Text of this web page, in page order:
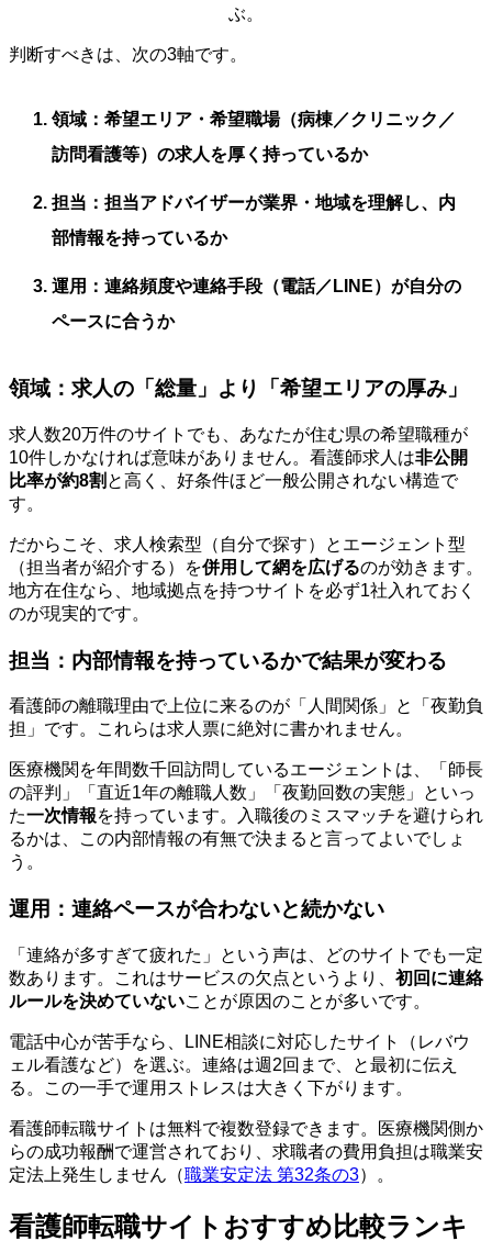
ぶ。
判断すべきは、次の3軸です。
領域：希望エリア・希望職場（病棟／クリニック／
訪問看護等）の求人を厚く持っているか
担当 ：担当アドバイザーが業界・地域を理解し、内
部情報を持っているか
運用 ：連絡頻度や連絡手段（電話／LINE）が自分の
ペースに合うか
領域：求人の「総量」より「希望エリアの厚み」
求人数20万件のサイトでも、あなたが住む県の希望職種が
10件しかなければ意味がありません。看護師求人は非公開
比率が約8割 と高く、好条件ほど一般公開されない構造で
す。
だからこそ、求人検索型（自分で探す）とエージェント型
（担当者が紹介する）を併用して網を広げるのが効きます。
地方在住なら、地域拠点を持つサイトを必ず1社入れておく
のが現実的です。
担当：内部情報を持っているかで結果が変わる
看護師の離職理由で上位に来るのが「人間関係」と「夜勤負
担」です。これらは求人票に絶対に書かれません。
医療機関を年間数千回訪問しているエージェントは、「師長
の評判」「直近1年の離職人数」「夜勤回数の実態」といっ
た一次情報を持っています。入職後のミスマッチを避けられ
るかは、この内部情報の有無で決まると言ってよいでしょ
う。
運用：連絡ペースが合わないと続かない
「連絡が多すぎて疲れた」という声は、どのサイトでも一定
数あります。これはサービスの欠点というより、 初回に連絡
ルールを決めていないことが原因のことが多いです。
電話中心が苦手なら、LINE相談に対応したサイト（レバウ
ェル看護など）を選ぶ。連絡は週2回まで、と最初に伝え
る。この一手で運用ストレスは大きく下がります。
看護師転職サイトは無料で複数登録できます。医療機関側か
らの成功報酬で運営されており、求職者の費用負担は職業安
定法上発生しません（職業安定法 第32条の3）。
看護師転職サイトおすすめ比較ランキ